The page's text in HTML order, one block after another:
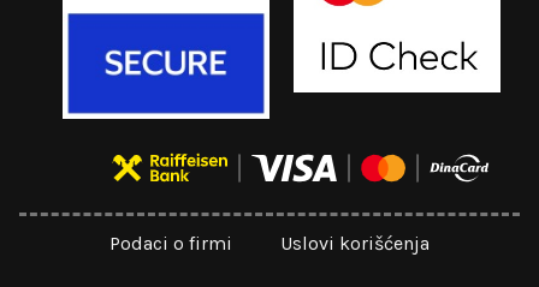
Podaci o firmi Uslovi korišćenja